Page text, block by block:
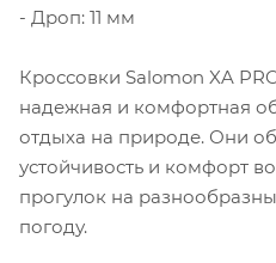
- Дроп: 11 мм
Кроссовки Salomon XA
надежная и комфортная
отдыха на природе. Они
устойчивость и комфорт
прогулок на
погоду.